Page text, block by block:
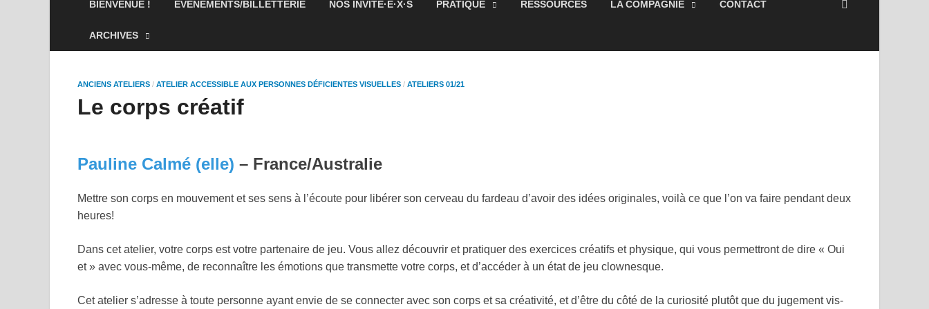
BIENVENUE ! ÉVÉNEMENTS/BILLETTERIE NOS INVITÉ·E·X·S PRATIQUE RESSOURCES LA COMPAGNIE CONTACT
ANCIENS ATELIERS/ATELIER ACCESSIBLE AUX PERSONNES DÉFICIENTES VISUELLES/ATELIERS 01/21
Le corps créatif
Mettre son corps en mouvement et ses sens à l’écoute pour libérer son cerveau du fardeau d’avoir des idées originales, voilà ce que l’on va faire pendant deux heures!
Dans cet atelier, votre corps est votre partenaire de jeu. Vous allez découvrir et pratiquer des exercices créatifs et physique, qui vous permettront de dire « Oui et »
avec vous-même, de reconnaître les émotions que transmette votre corps, et d’accéder à un état de jeu clownesque.
Cet atelier s’adresse à toute personne ayant envie de se connecter avec son corps et sa créativité, et d’être du côté de la curiosité plutôt que du jugement vis-à-vis de
ses propres impulsions créatives.
Recommandations: